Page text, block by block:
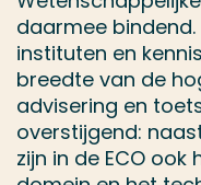
daarmee bindend.
instituten en
breedte van de
advisering en
overstijgend:
zijn in de ECO